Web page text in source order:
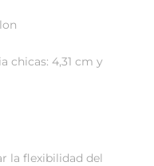
chicas: 4,31 cm y
la flexibilidad del